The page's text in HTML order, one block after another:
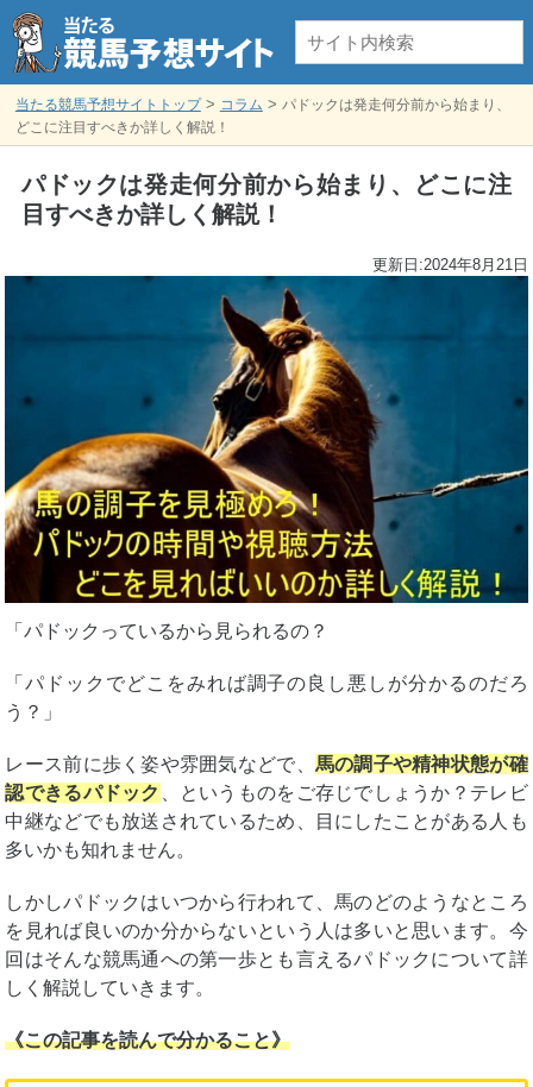
当たる競馬予想サイトトップ> コラム > パドックは発走何分前から始まり、
どこに注目すべきか詳しく解説！
パドックは発走何分前から始まり、どこに注
目すべきか詳しく解説！
更新日:2024年8月21日
「パドックっているから見られるの？
「パドックでどこをみれば調子の良し悪しが分かるのだろ
う？」
レース前に歩く姿や雰囲気などで、 馬の調子や精神状態が確
認できるパドック 、というものをご存じでしょうか？テレビ
中継などでも放送されているため、目にしたことがある人も
多いかも知れません。
しかしパドックはいつから行われて、馬のどのようなところ
を見れば良いのか分からないという人は多いと思います。今
回はそんな競馬通への第一歩とも言えるパドックについて詳
しく解説していきます。
《この記事を読んで分かること》